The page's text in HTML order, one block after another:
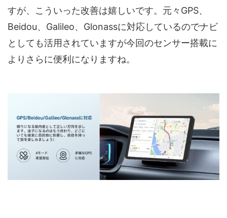
すが、こういった改善は嬉しいです。元々GPS、
Beidou、Galileo、Glonassに対応しているのでナビ
としても活用されていますが今回のセンサー搭載に
よりさらに便利になりますね。